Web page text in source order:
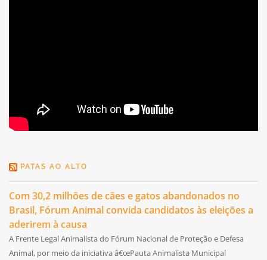
PATAS AO ALTO
Com 30,2 milhões de cães e gatos abandonados no
Brasil, Fórum Animal convida candidatos às eleições a
aderirem à causa
A Frente Legal Animalista do Fórum Nacional de Proteção e Defesa
Animal, por meio da iniciativa â€œPauta Animalista Municipal